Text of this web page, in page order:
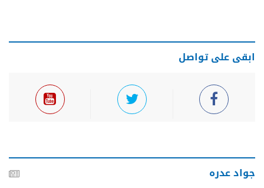
ابقى على تواصل
جواد عدره